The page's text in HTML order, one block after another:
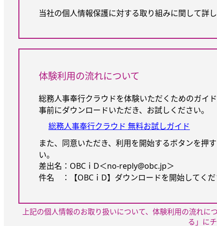
当社の個人情報保護に対する取り組みに関して詳
体験利用の流れについて
総務人事奉行クラウドを体験いただくためのガイ
事前にダウンロードいただき、お試しください。
総務人事奉行クラウド 無料お試しガイド
また、同意いただき、利用を開始するボタンを押
い。
差出名：OBCｉD＜no-reply@obc.jp＞
件名 ：【OBCｉD】ダウンロードを開始してく
上記の個人情報のお取り扱いについて、体験利用の流れに
る」に